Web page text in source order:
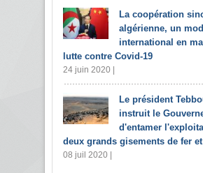
La coopération
algérienne, un
international en
lutte contre Covid-19
24 juin 2020 |
Le président
instruit le
d'entamer
deux grands gisements de fer
08 juil 2020 |